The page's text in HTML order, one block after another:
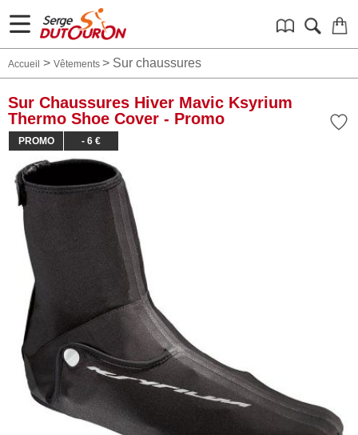
Accueil > Vêtements > Sur chaussures
Sur Chaussures Hiver Mavic Ksyrium
Thermo Shoe Cover - Promo
PROMO - 6 €